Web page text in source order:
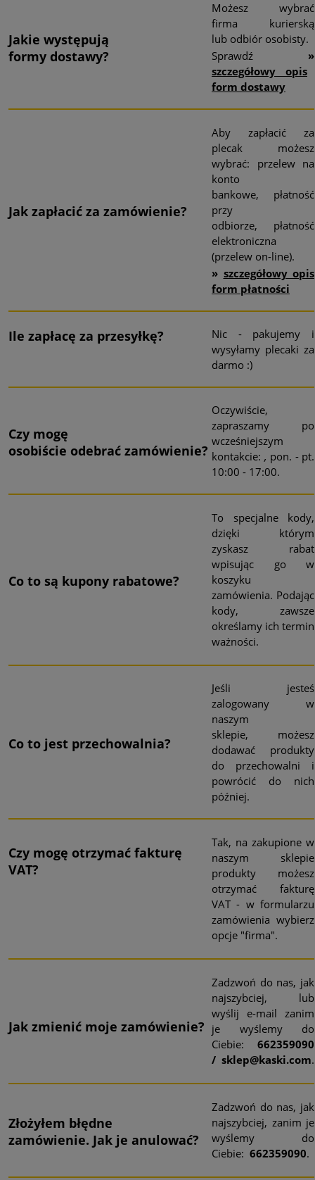
Jakie występują
formy dostawy?
Możesz wybrać
firma kurierską
lub odbiór osobisty.
Sprawdź »
szczegółowy opis
form dostawy
Jak zapłacić za zamówienie?
Aby zapłacić za
plecak możesz
wybrać: przelew na
konto
bankowe, płatność
przy
odbiorze, płatność
elektroniczna
(przelew on-line).
» szczegółowy opis
form płatności
Ile zapłacę za przesyłkę?
Nic - pakujemy i
wysyłamy plecaki za
darmo :)
Czy mogę
osobiście odebrać zamówienie?
Oczywiście,
zapraszamy po
wcześniejszym
kontakcie: , pon. - pt.
10:00 - 17:00.
Co to są kupony rabatowe?
To specjalne kody,
dzięki którym
zyskasz rabat
wpisując go w
koszyku
zamówienia. Podając
kody, zawsze
określamy ich termin
ważności.
Co to jest przechowalnia?
Jeśli jesteś
zalogowany w
naszym
sklepie, możesz
dodawać produkty
do przechowalni i
powrócić do nich
później.
Czy mogę otrzymać fakturę
VAT?
Tak, na zakupione w
naszym sklepie
produkty możesz
otrzymać fakturę
VAT - w formularzu
zamówienia wybierz
opcje "firma".
Jak zmienić moje zamówienie?
Zadzwoń do nas, jak
najszybciej, lub
wyślij e-mail zanim
je wyślemy do
Ciebie: 662359090
/ sklep@kaski.com.
Złożyłem błędne
zamówienie. Jak je anulować?
Zadzwoń do nas, jak
najszybciej, zanim je
wyślemy do
Ciebie: 662359090.